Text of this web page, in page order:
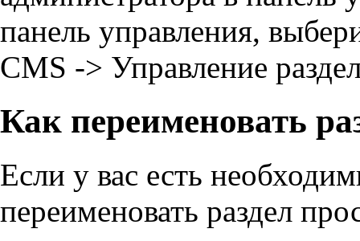
панель управления,
CMS -> Управление
Как переименовать
Если у вас есть
переименовать раздел